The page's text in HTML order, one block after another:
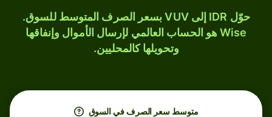
حوّل IDR إلى VUV بسعر الصرف المتوسط للسوق.
Wise هو الحساب العالمي لإرسال الأموال وإنفاقها
وتحويلها كالمحليين.
متوسط ​​سعر الصرف في السوق